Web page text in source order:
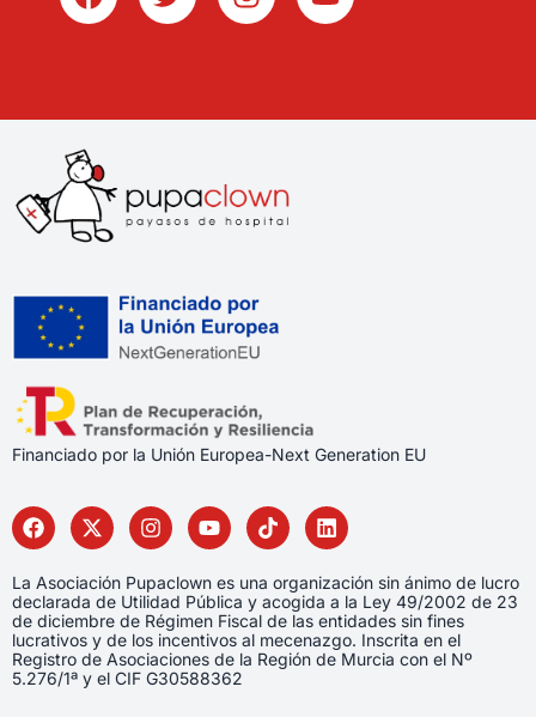
Financiado por la Unión Europea-Next Generation EU
La Asociación Pupaclown es una organización sin ánimo de lucro
declarada de Utilidad Pública y acogida a la Ley 49/2002 de 23
de diciembre de Régimen Fiscal de las entidades sin fines
lucrativos y de los incentivos al mecenazgo. Inscrita en el
Registro de Asociaciones de la Región de Murcia con el Nº
5.276/1ª y el CIF G30588362